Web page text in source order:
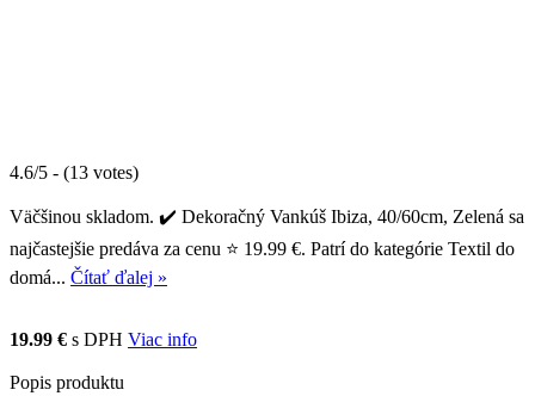
4.6/5 - (13 votes)
Väčšinou skladom. ✔️ Dekoračný Vankúš Ibiza, 40/60cm, Zelená sa
najčastejšie predáva za cenu ⭐ 19.99 €. Patrí do kategórie Textil do
domá... Čítať ďalej »
19.99 € s DPH Viac info
Popis produktu